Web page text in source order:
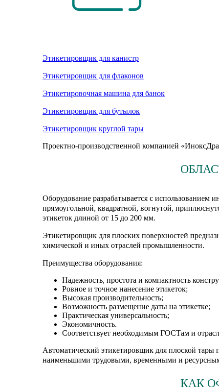
Этикетировщик для канистр
Этикетировщик для флаконов
Этикетировочная машина для банок
Этикетировщик для бутылок
Этикетировщик круглой тары
Проектно-производственной компанией
Оборудование разрабатывается с использованием
прямоугольной, квадратной, вогнутой,
этикеток длиной от 15 до 200 мм.
Этикетировщик для плоских поверхностей
химической и иных отраслей промышленности.
Преимущества оборудования:
Надежность, простота и компактность
Ровное и точное нанесение этикеток;
Высокая производительность;
Возможность размещение даты на этикетке;
Практическая универсальность;
Экономичность.
Соответствует необходимым ГОСТам и
Автоматический этикетировщик для плоской тары
наименьшими трудовыми, временными и
КАК